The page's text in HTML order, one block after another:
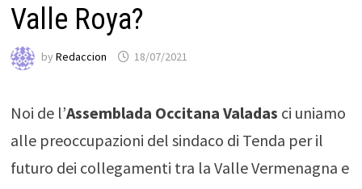
Valle Roya?
by Redaccion 18/07/2021
Noi de l’Assemblada Occitana Valadas ci uniamo
alle preoccupazioni del sindaco di Tenda per il
futuro dei collegamenti tra la Valle Vermenagna e